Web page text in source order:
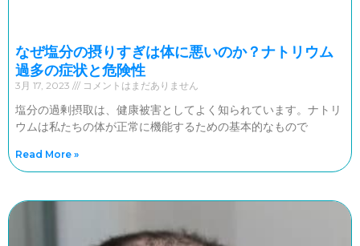
なぜ塩分の摂りすぎは体に悪いのか？ナトリウム
過多の症状と危険性
3月 17, 2023 コメントはまだありません
塩分の過剰摂取は、健康被害としてよく知られています。ナトリ
ウムは私たちの体が正常に機能するための基本的なもので
Read More »